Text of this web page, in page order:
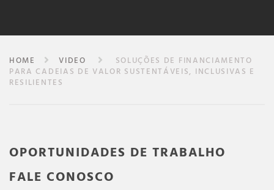
HOME VIDEO
SOLUÇÕES DE FINANCIAMENTO
PARA CADEIAS DE VALOR SUSTENTÁVEIS, INCLUSIVAS E
RESILIENTES
OPORTUNIDADES DE TRABALHO
FALE CONOSCO